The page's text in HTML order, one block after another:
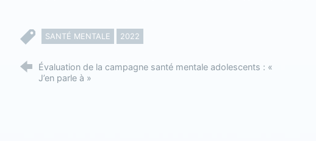
SANTÉ MENTALE 2022
Évaluation de la campagne santé mentale adolescents : «
J’en parle à »